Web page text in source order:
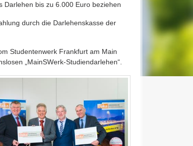
Darlehen bis zu 6.000 Euro beziehen
durch die Darlehenskasse der
Studentenwerk Frankfurt am Main
„MainSWerk-Studiendarlehen“.